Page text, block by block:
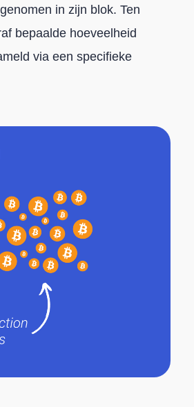
in zijn blok. Ten
bepaalde hoeveelheid
via een specifieke